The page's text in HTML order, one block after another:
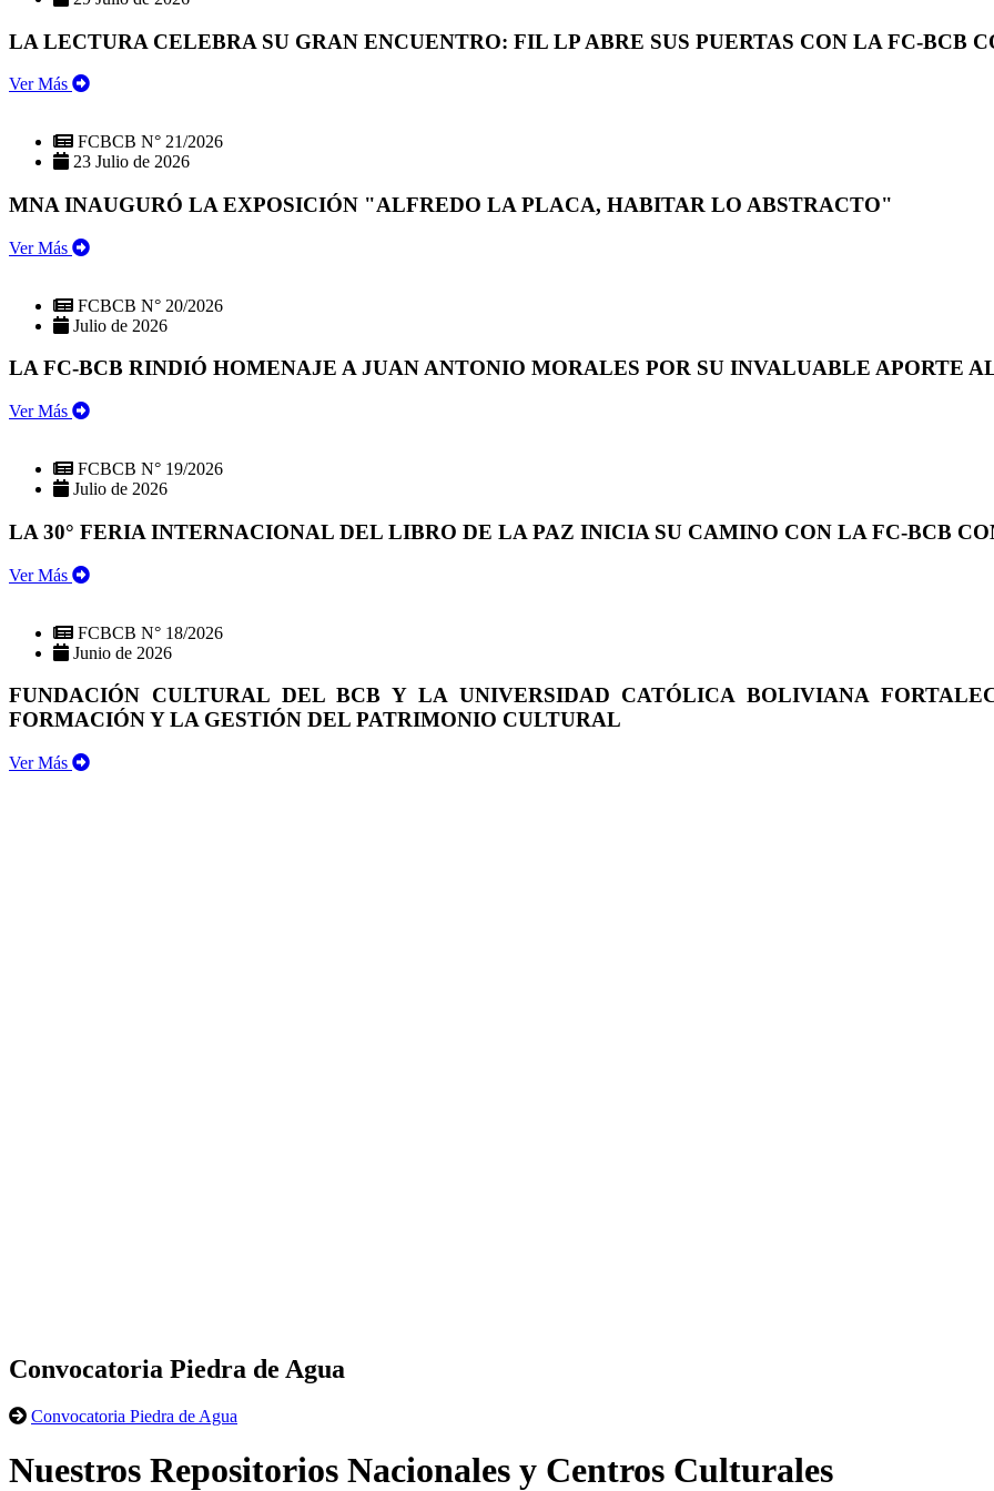
LA LECTURA CELEBRA SU GRAN ENCUENTRO: FIL LP ABRE SUS PUERTAS CON LA FC-BCB
Ver Más
FCBCB N° 21/2026
23 Julio de 2026
MNA INAUGURÓ LA EXPOSICIÓN "ALFREDO LA PLACA, HABITAR LO ABSTRACTO"
Ver Más
FCBCB N° 20/2026
Julio de 2026
LA FC-BCB RINDIÓ HOMENAJE A JUAN ANTONIO MORALES POR SU INVALUABLE APORTE
Ver Más
FCBCB N° 19/2026
Julio de 2026
LA 30° FERIA INTERNACIONAL DEL LIBRO DE LA PAZ INICIA SU CAMINO CON LA FC-BCB
Ver Más
FCBCB N° 18/2026
Junio de 2026
FUNDACIÓN CULTURAL DEL BCB Y LA UNIVERSIDAD CATÓLICA BOLIVIANA
FORMACIÓN Y LA GESTIÓN DEL PATRIMONIO CULTURAL
Ver Más
Convocatoria Piedra de Agua
Convocatoria Piedra de Agua
Nuestros Repositorios Nacionales y Centros Culturales